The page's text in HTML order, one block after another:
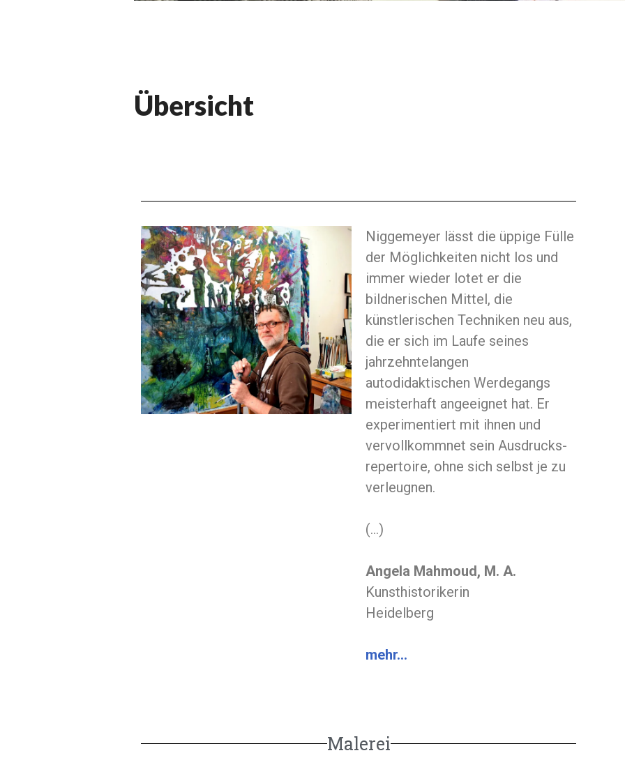
Übersicht
Niggemeyer lässt die üppige Fülle
der Möglichkeiten nicht los und
immer wieder lotet er die
bildnerischen Mittel, die
künstlerischen Techniken neu aus,
die er sich im Laufe seines
jahrzehntelangen
autodidaktischen Werdegangs
meisterhaft angeeignet hat. Er
experimentiert mit ihnen und
vervollkommnet sein Ausdrucks-
repertoire, ohne sich selbst je zu
verleugnen.
(…)
Angela Mahmoud, M. A.
Kunsthistorikerin
Heidelberg
mehr…
Malerei